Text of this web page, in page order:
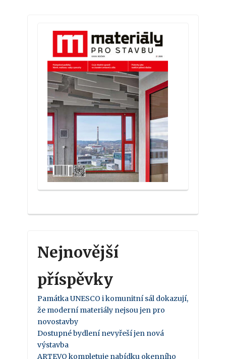
Nejnovější
příspěvky
Památka UNESCO i komunitní sál dokazují,
že moderní materiály nejsou jen pro
novostavby
Dostupné bydlení nevyřeší jen nová
výstavba
ARTEVO kompletuje nabídku okenního